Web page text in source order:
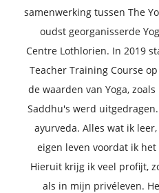
samenwerking tussen The
oudst georganisserde
Centre Lothlorien. In 2019
Teacher Training Course
de waarden van Yoga,
Saddhu's werd
ayurveda. Alles wat ik
eigen leven voordat ik
Hieruit krijg ik veel profijt,
als in mijn privéleven.